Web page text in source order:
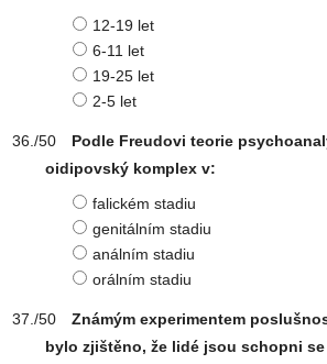
12-19 let
6-11 let
19-25 let
2-5 let
Podle Freudovi teorie
oidipovský komplex v:
falickém stadiu
genitálním stadiu
análním stadiu
orálním stadiu
Známým experimentem
bylo zjištěno, že lidé jsou schopni